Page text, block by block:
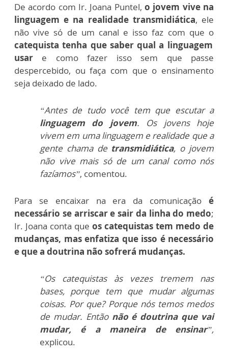
De acordo com Ir. Joana Puntel, o jovem vive na
linguagem e na realidade transmidiática, ele
não vive só de um canal e isso faz com que o
catequista tenha que saber qual a linguagem
usar e como fazer isso sem que passe
despercebido, ou faça com que o ensinamento
seja deixado de lado.
“Antes de tudo você tem que escutar a
linguagem do jovem. Os jovens hoje
vivem em uma linguagem e realidade que a
gente chama de transmidiática, o jovem
não vive mais só de um canal como nós
fazíamos”, comentou.
Para se encaixar na era da comunicação é
necessário se arriscar e sair da linha do medo;
Ir. Joana conta que os catequistas tem medo de
mudanças, mas enfatiza que isso é necessário
e que a doutrina não sofrerá mudanças.
“Os catequistas às vezes tremem nas
bases, porque tem que mudar algumas
coisas. Por que? Porque nós temos medos
de mudar. Então não é doutrina que vai
mudar, é a maneira de ensinar”,
explicou.